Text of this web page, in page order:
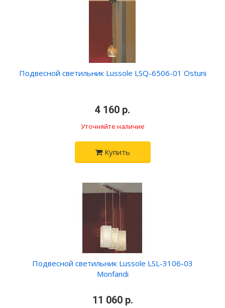
Подвесной светильник Lussole LSQ-6506-01 Ostuni
4 160 р.
Уточняйте наличие
Купить
Подвесной светильник Lussole LSL-3106-03
Monfandi
11 060 р.